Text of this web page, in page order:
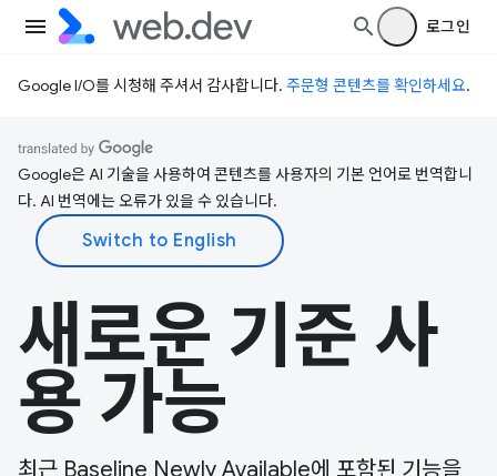
로그인
Google I/O를 시청해 주셔서 감사합니다. 주문형 콘텐츠를 확인하세요.
Google은 AI 기술을 사용하여 콘텐츠를 사용자의 기본 언어로 번역합니
다. AI 번역에는 오류가 있을 수 있습니다.
새로운 기준 사
용 가능
최근 Baseline Newly Available에 포함된 기능을